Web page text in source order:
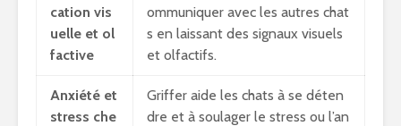
cation vis
uelle et ol
factive
ommuniquer avec les autres chat
s en laissant des signaux visuels
et olfactifs.
Anxiété et
stress che
Griffer aide les chats à se déten
dre et à soulager le stress ou l’an